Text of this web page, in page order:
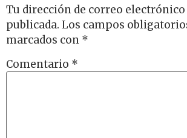
Tu dirección de correo electrónico
publicada. Los campos
marcados con *
Comentario *